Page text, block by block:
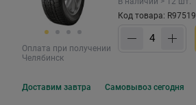
Оплата при получении
Челябинск
Код товара: R97519
Доставим завтра Самовывоз сегодня